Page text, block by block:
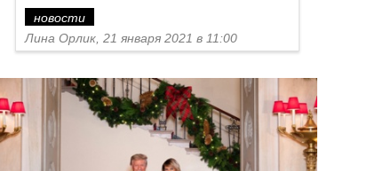
новости
Лина Орлик, 21 января 2021 в 11:00